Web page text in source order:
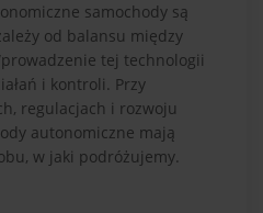
samochody są
od balansu między
tej technologii
i kontroli. Przy
regulacjach i rozwoju
autonomiczne mają
w jaki podróżujemy.